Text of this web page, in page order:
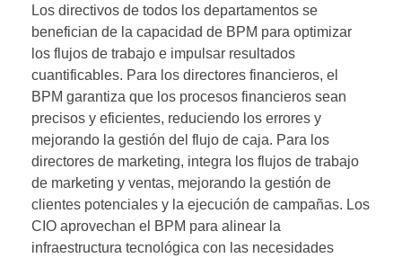
Los directivos de todos los departamentos se
benefician de la capacidad de BPM para optimizar
los flujos de trabajo e impulsar resultados
cuantificables. Para los directores financieros, el
BPM garantiza que los procesos financieros sean
precisos y eficientes, reduciendo los errores y
mejorando la gestión del flujo de caja. Para los
directores de marketing, integra los flujos de trabajo
de marketing y ventas, mejorando la gestión de
clientes potenciales y la ejecución de campañas. Los
CIO aprovechan el BPM para alinear la
infraestructura tecnológica con las necesidades